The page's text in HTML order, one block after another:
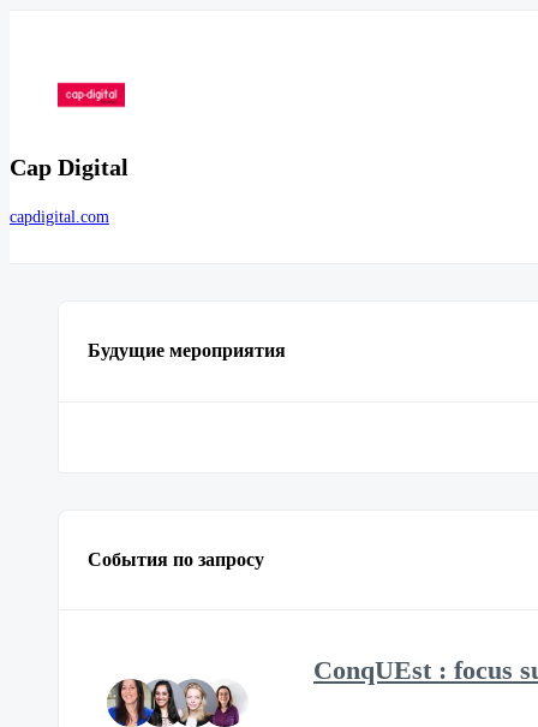
Cap Digital
capdigital.com
Будущие мероприятия
События по запросу
ConqUEst : focus